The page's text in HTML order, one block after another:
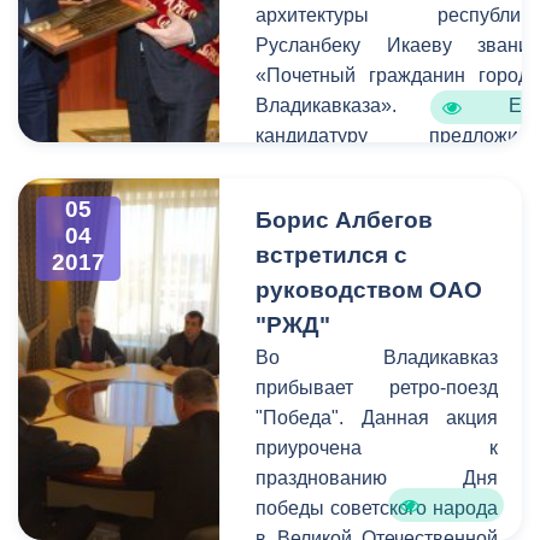
города.
архитектуры республики
Русланбеку Икаеву звание
«Почетный гражданин города
Владикавказа». Его
кандидатуру предложила
Собрания РФ Валентина
Матвиенко. Это произошло
после ее
посещения реабилитационного
центра для детей с диагнозом
ДЦП «Ир», который Икаев
построил на собственные
05
04
2017
Борис Албегов
встретился с
руководством ОАО
"РЖД"
Во Владикавказ
прибывает ретро-поезд
"Победа". Данная акция
приурочена к
празднованию Дня
победы советского народа